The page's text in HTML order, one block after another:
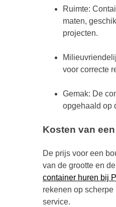
Ruimte:
maten,
projecten.
voor correcte
Gemak: De
opgehaald op
Kosten van
De prijs voor een
van de grootte en
container huren bij
rekenen op
service.